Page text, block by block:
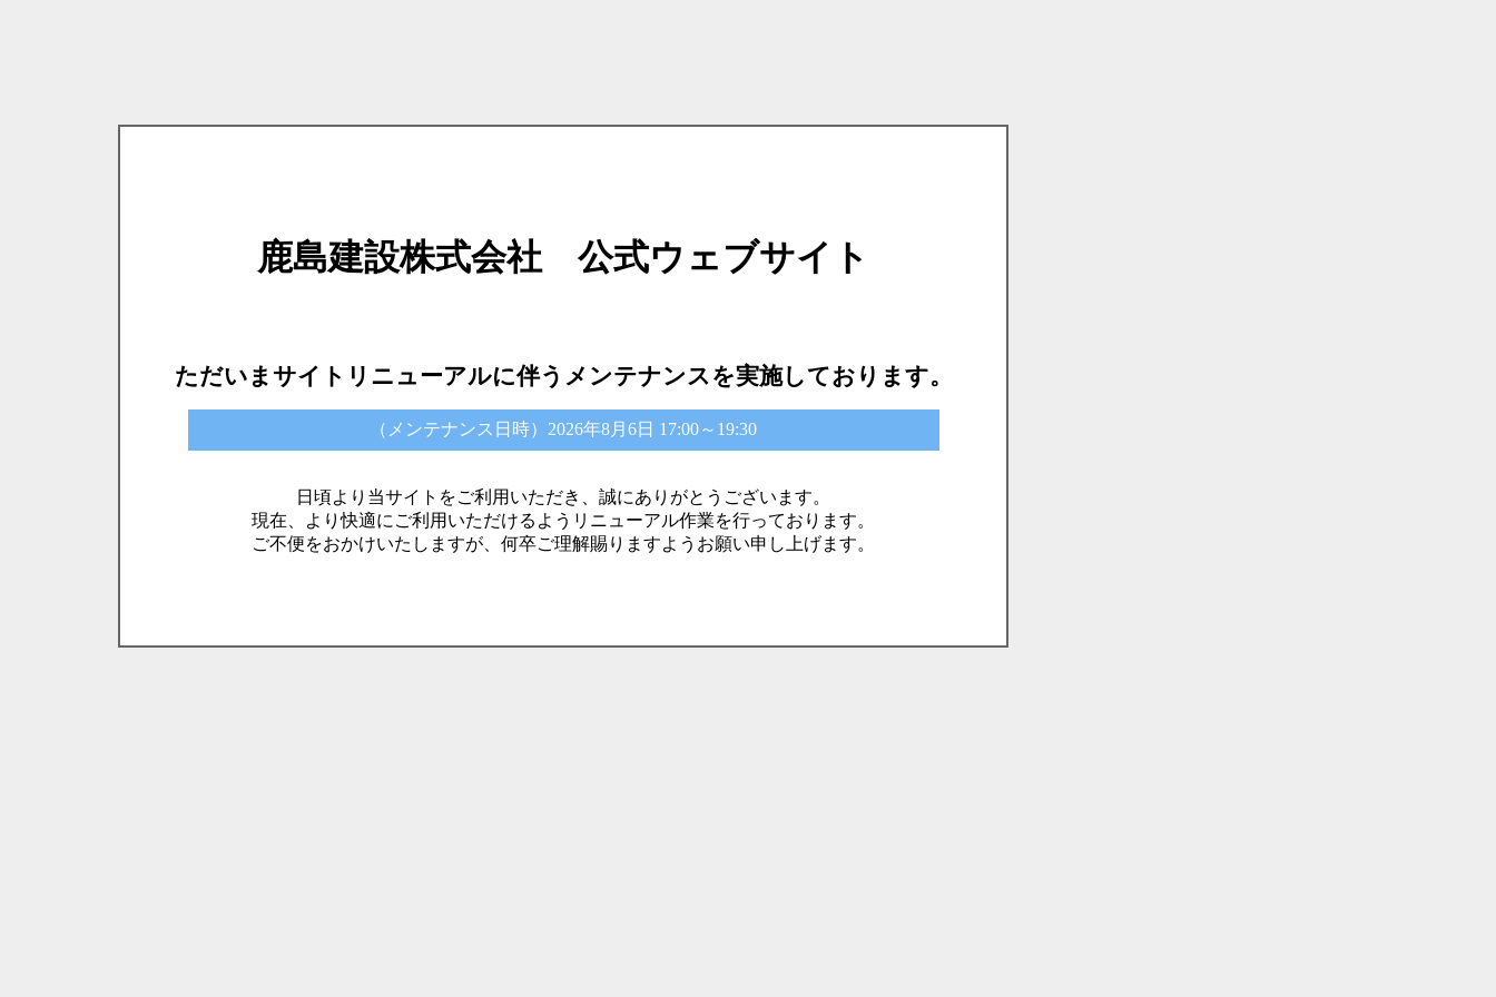
鹿島建設株式会社 公式ウェブサイト
ただいまサイトリニューアルに伴うメンテナンスを実施しております。
（メンテナンス日時）2026年8月6日 17:00～19:30
日頃より当サイトをご利用いただき、誠にありがとうございます。
現在、より快適にご利用いただけるようリニューアル作業を行っております。
ご不便をおかけいたしますが、何卒ご理解賜りますようお願い申し上げます。